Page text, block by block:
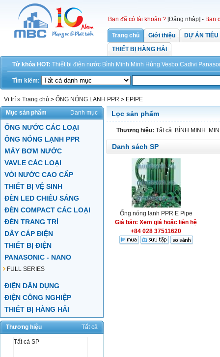
Bạn đã có tài khoản ? [Đăng nhập] - Bạn
Trang chủ Giới thiệu
DỰ ÁN
THIẾT BỊ HÀNG HẢI
Từ khóa HOT: Thiết bị điện nước Bình Minh Minh Hùng Vesbo Cadivi
Tìm kiếm:
Vị trí » Trang chủ > ỐNG NÓNG LẠNH PPR > EPIPE
Mục sản phẩm
Danh mục
ỐNG NƯỚC CÁC LOẠI
ỐNG NÓNG LẠNH PPR
MÁY BƠM NƯỚC
VAVLE CÁC LOẠI
VÒI NƯỚC CAO CẤP
THIẾT BỊ VỆ SINH
ĐÈN LED CHIẾU SÁNG
ĐÈN COMPACT CÁC LOẠI
ĐÈN TRANG TRÍ
DÂY CÁP ĐIỆN
THIẾT BỊ ĐIỆN
PANASONIC - NANO
FULL SERIES
ĐIỆN DÂN DỤNG
ĐIỆN CÔNG NGHIỆP
THIẾT BỊ HÀNG HẢI
Thương hiệu Tất cả
Tất cả SP
Lọc sản phẩm
Thương hiệu: Tất cả BÌNH MINH
Danh sách SP
Ống nóng lạnh PPR E Pipe
Giá bán: Xem giá hoặc liên hệ
+84 028 37511620